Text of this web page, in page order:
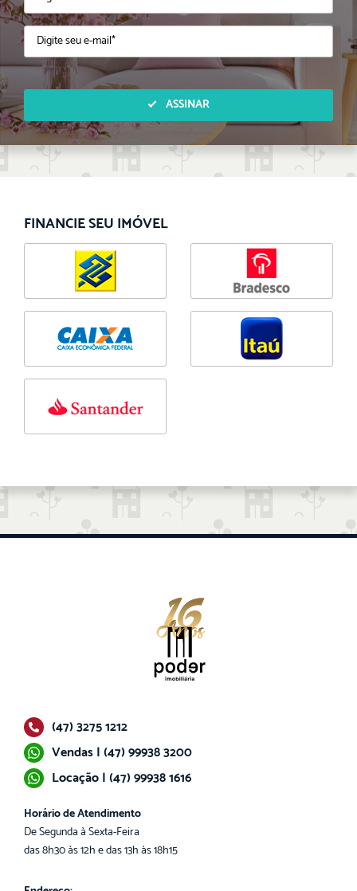
ASSINAR
FINANCIE SEU IMÓVEL
(47) 3275 1212
Vendas | (47) 99938 3200
Locação | (47) 99938 1616
Horário de Atendimento
De Segunda à Sexta-Feira
das 8h30 às 12h e das 13h às 18h15